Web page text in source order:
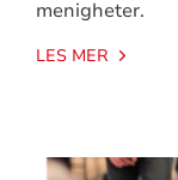
menigheter.
LES MER